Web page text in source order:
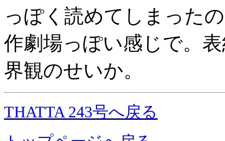
っぽく読めてしまった
作劇場っぽい感じで。
界観のせいか。
THATTA 243号へ戻る